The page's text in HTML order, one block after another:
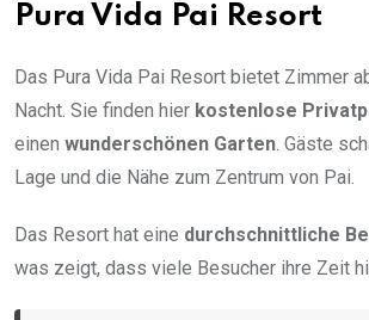
Pura Vida Pai Resort
Das Pura Vida Pai Resort bietet Zimmer
Nacht. Sie finden hier kostenlose
einen wunderschönen Garten . Gäste
Lage und die Nähe zum Zentrum von Pai.
Das Resort hat eine durchschnittliche
was zeigt, dass viele Besucher ihre Zeit